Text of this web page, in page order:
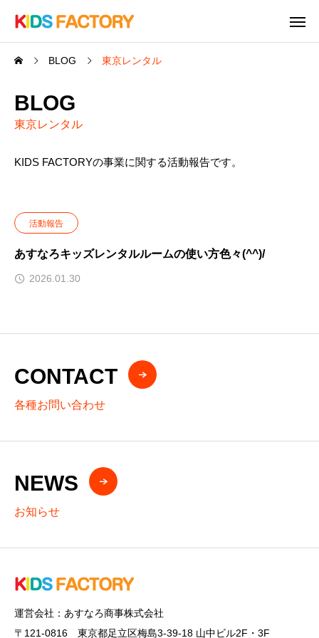
BLOG 東京レンタル
BLOG
東京レンタル
KIDS FACTORYの事業に関する活動報告です。
活動報告
あすなろキッズレンタルルームの使い方色々(^^)/
2026.01.30
CONTACT
各種お問い合わせ
NEWS
お知らせ
運営会社：あすなろ商事株式会社
〒121-0816 東京都足立区梅島3-39-18 山中ビル2F・3F